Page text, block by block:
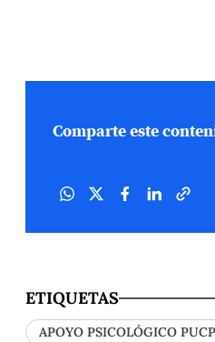
Comparte este
ETIQUETAS
APOYO PSICOLÓGICO PUCP